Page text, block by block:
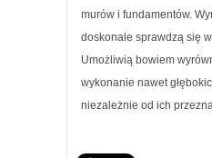
murów i fundamentów.
doskonale sprawdzą się
Umożliwią bowiem
wykonanie nawet
niezależnie od ich